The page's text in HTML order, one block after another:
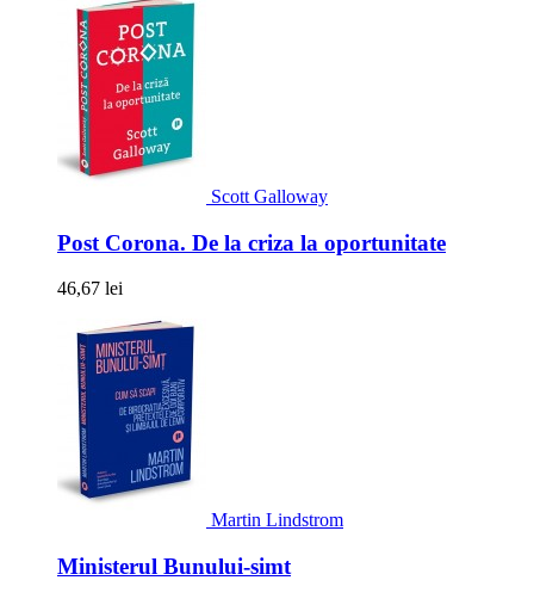
Scott Galloway
Post Corona. De la criza la oportunitate
46,67 lei
Martin Lindstrom
Ministerul Bunului-simt